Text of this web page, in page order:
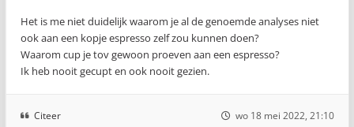
Het is me niet duidelijk waarom je al de genoemde analyses niet
ook aan een kopje espresso zelf zou kunnen doen?
Waarom cup je tov gewoon proeven aan een espresso?
Ik heb nooit gecupt en ook nooit gezien.
Citeer wo 18 mei 2022, 21:10